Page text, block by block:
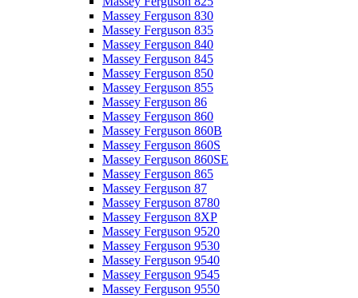
Massey Ferguson 830
Massey Ferguson 835
Massey Ferguson 840
Massey Ferguson 845
Massey Ferguson 850
Massey Ferguson 855
Massey Ferguson 86
Massey Ferguson 860
Massey Ferguson 860B
Massey Ferguson 860S
Massey Ferguson 860SE
Massey Ferguson 865
Massey Ferguson 87
Massey Ferguson 8780
Massey Ferguson 8XP
Massey Ferguson 9520
Massey Ferguson 9530
Massey Ferguson 9540
Massey Ferguson 9545
Massey Ferguson 9550